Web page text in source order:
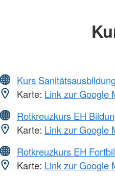
Kurs Sanitätsausbildung
Karte: Link zur Google
Rotkreuzkurs EH
Karte: Link zur Google
Rotkreuzkurs EH
Karte: Link zur Google